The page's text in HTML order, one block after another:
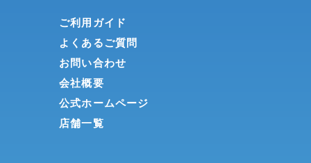
ご利用ガイド
よくあるご質問
お問い合わせ
会社概要
公式ホームページ
店舗一覧